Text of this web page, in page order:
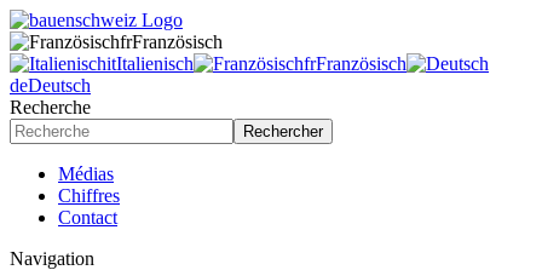
frFranzösisch
itItalienisch frFranzösisch
deDeutsch
Recherche
Rechercher
Médias
Chiffres
Contact
Navigation